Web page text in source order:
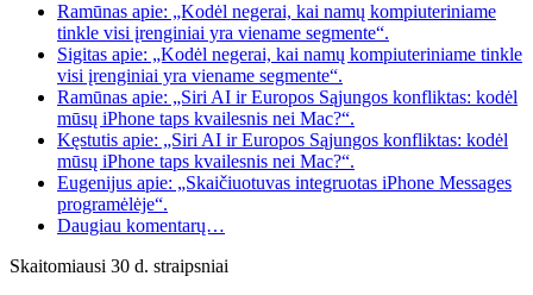
Ramūnas apie: „Kodėl negerai, kai namų kompiuteriniame
tinkle visi įrenginiai yra viename segmente“.
Sigitas apie: „Kodėl negerai, kai namų kompiuteriniame tinkle
visi įrenginiai yra viename segmente“.
Ramūnas apie: „Siri AI ir Europos Sąjungos konfliktas: kodėl
mūsų iPhone taps kvailesnis nei Mac?“.
Kęstutis apie: „Siri AI ir Europos Sąjungos konfliktas: kodėl
mūsų iPhone taps kvailesnis nei Mac?“.
Eugenijus apie: „Skaičiuotuvas integruotas iPhone Messages
programėlėje“.
Daugiau komentarų…
Skaitomiausi 30 d. straipsniai